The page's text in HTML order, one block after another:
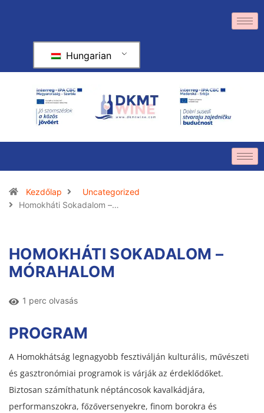
Hungarian
Kezdőlap
Uncategorized
Homokháti Sokadalom –…
HOMOKHÁTI SOKADALOM –
MÓRAHALOM
1 perc olvasás
PROGRAM
A Homokhátság legnagyobb fesztiválján kulturális, művészeti
és gasztronómiai programok is várják az érdeklődőket.
Biztosan számíthatunk néptáncosok kavalkádjára,
performanszokra, főzőversenyekre, finom borokra és